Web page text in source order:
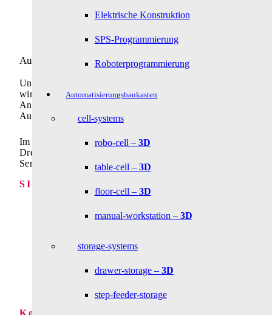
Elektrische Konstruktion
SPS-Programmierung
Roboterprogrammierung
Automatisierungsbaukasten
cell-systems
robo-cell – 3D
table-cell – 3D
floor-cell – 3D
manual-workstation – 3D
storage-systems
drawer-storage – 3D
step-feeder-storage
Antriebssysteme
Automation und Zerspanungstechnik
Unter Einsatz von wegweisenden Technologien gehören
wir seit 30 Jahren zu den führenden und innovativen
Anbietern von standardisierten Systemlösungen in der
Automation.
Im Bereich Zerspanungstechnik liefern wir hochwertige
Dreh-, Fräs- und Drahterodierteile als Einzelteile oder in
Serie.
SITEMAP
Automatisierungsbaukasten
Service
Unternehmen
Kontakt